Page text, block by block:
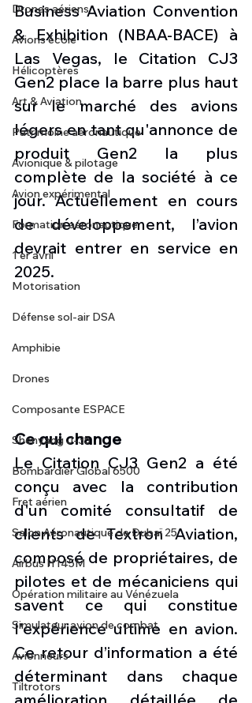
Drones aériens
Avions école
Hélicoptères
Art & Aviation
Patrimoine aéronautique
Avionique & pilotage
Avion expérimental
Formation aéronautique
1 er avril
Motorisation
Défense sol-air DSA
Amphibie
Drones
Composante ESPACE
Shenyang J-35
Bombardier Global 6500
Fret aérien
Salon Aéronautique de Dubaï 25
Airbus H145M
Opération militaire au Vénézuela
Simulateur avion de combat
Avionneurs
Tiltrotors
Business Aviation Convention
& Exhibition (NBAA-BACE) à
Las Vegas, le Citation CJ3
Gen2 place la barre plus haut
sur le marché des avions
légers en tant qu'annonce de
produit Gen2 la plus
complète de la société à ce
jour. Actuellement en cours
de développement, l’avion
devrait entrer en service en
2025.
Ce qui change
Le Citation CJ3 Gen2 a été
conçu avec la contribution
d'un comité consultatif de
clients de Textron Aviation,
composé de propriétaires, de
pilotes et de mécaniciens qui
savent ce qui constitue
l'expérience ultime en avion.
Ce retour d’information a été
déterminant dans chaque